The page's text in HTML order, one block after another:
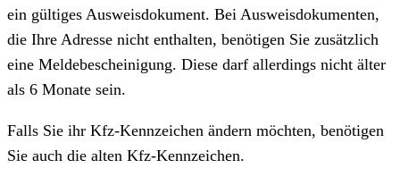
ein gültiges Ausweisdokument. Bei Ausweisdokumenten,
die Ihre Adresse nicht enthalten, benötigen Sie zusätzlich
eine Meldebescheinigung. Diese darf allerdings nicht älter
als 6 Monate sein.
Falls Sie ihr Kfz-Kennzeichen ändern möchten, benötigen
Sie auch die alten Kfz-Kennzeichen.